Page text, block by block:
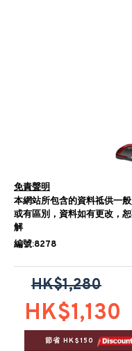
免責聲明
本網站所包含的資料祗供一
或有區別，資料如有更改，
解
編號:8278
HK$1,130
HK$1,280
節省 HK$150